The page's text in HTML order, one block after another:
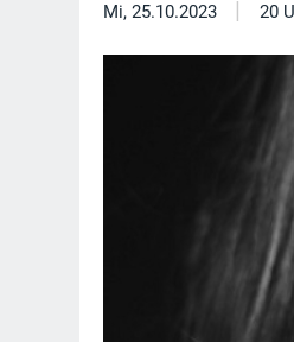
Mi, 25.10.2023 | 20